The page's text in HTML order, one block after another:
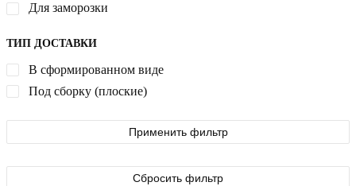
Для заморозки
ТИП ДОСТАВКИ
В сформированном виде
Под сборку (плоские)
Применить фильтр
Сбросить фильтр